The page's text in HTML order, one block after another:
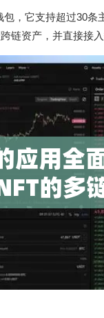
，它支持超过30
链资产，并直接接